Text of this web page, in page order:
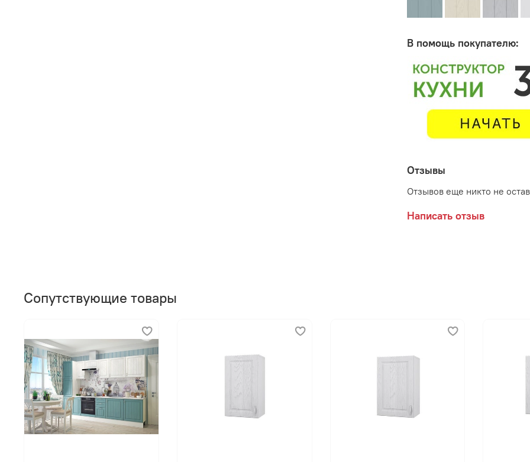
В помощь покупателю:
Отзывы
Отзывов еще никто не
Написать отзыв
Сопутствующие товары